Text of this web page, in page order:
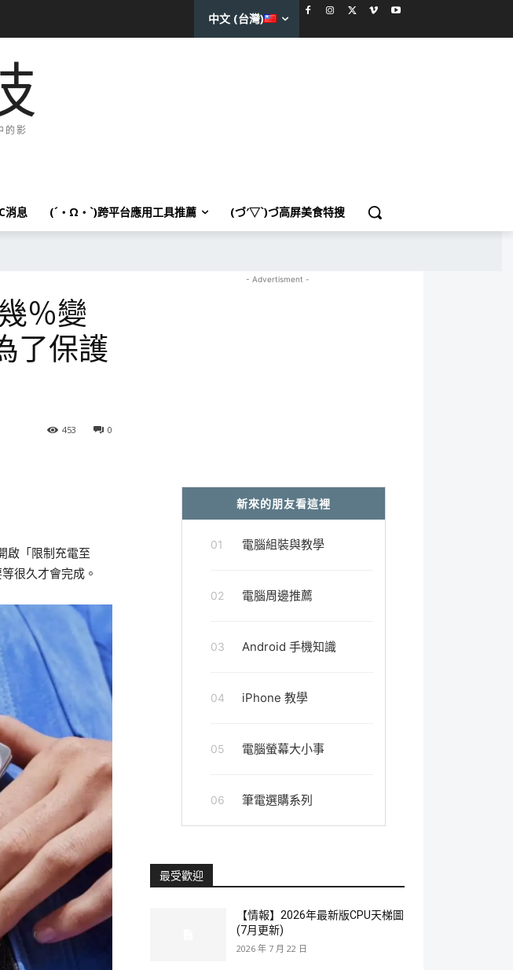
中文 (台灣)
的影
消息 (´・Ω・`)跨平台應用工具推薦 (づ′▽`)づ高屏美食特搜
％變
了保護
0
453
啟「限制充電至
很久才會完成。
- Advertisment -
新來的朋友看這裡
01 電腦組裝與教學
02 電腦周邊推薦
03 Android 手機知識
04 iPhone 教學
05 電腦螢幕大小事
06 筆電選購系列
最受歡迎
【情報】2026年最新版CPU天梯圖
(7月更新)
2026 年 7 月 22 日